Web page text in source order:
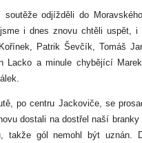
odjížděli do
i dnes znovu chtěli uspět, i
Patrik Ševčík, Tomáš
Lacko a minule chybějící
po centru Jackoviče, se
dostali na dostřel naší
gól nemohl být uznán.